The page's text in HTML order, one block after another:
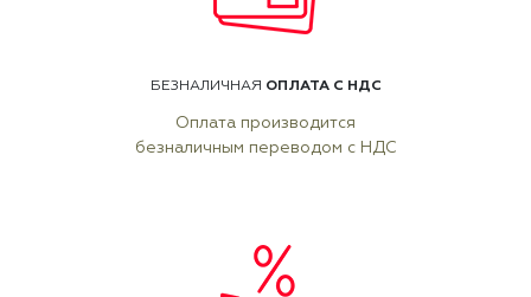
БЕЗНАЛИЧНАЯ ОПЛАТА С НДС
Оплата производится
безналичным переводом с НДС